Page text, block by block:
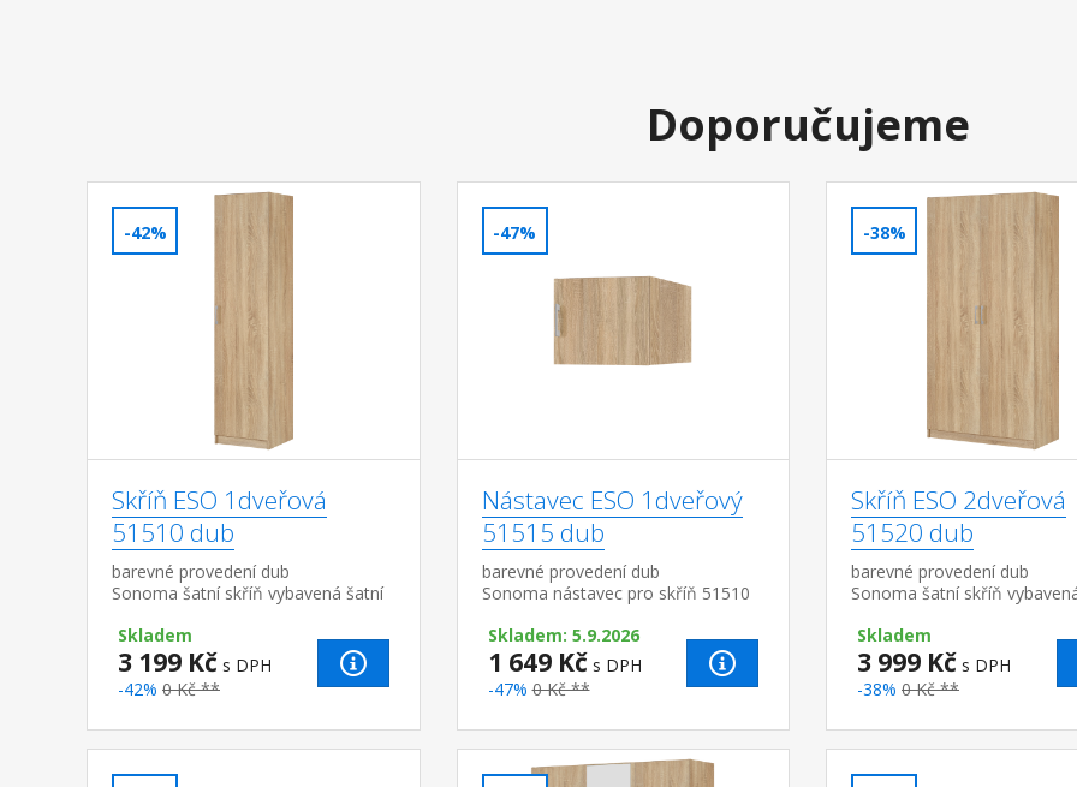
Doporučujeme
-42%
Skříň ESO 1dveřová
51510 dub
barevné provedení dub
Sonoma šatní skříň vybavená šatní
nástavec 51515
Skladem
3 199 Kč s DPH
-42% 0 Kč **
-47%
Nástavec ESO 1dveřový
51515 dub
barevné provedení dub
Sonoma nástavec pro skříň 51510
Skladem: 5.9.2026
1 649 Kč s DPH
-47% 0 Kč **
-38%
Skříň ESO 2dveřová
51520 dub
barevné provedení dub
Sonoma šatní skříň
nástavec 51525
Skladem
3 999 Kč s DPH
-38% 0 Kč **